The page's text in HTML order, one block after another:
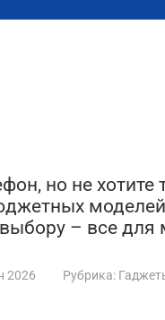
но не хотите
– все для
2026 Рубрика: